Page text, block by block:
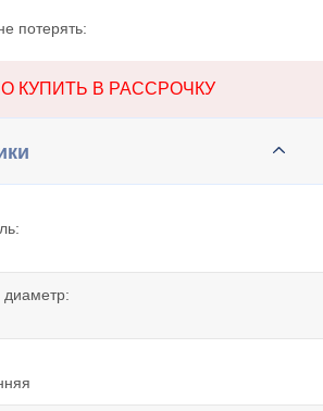
потерять:
КУПИТЬ В РАССРОЧКУ